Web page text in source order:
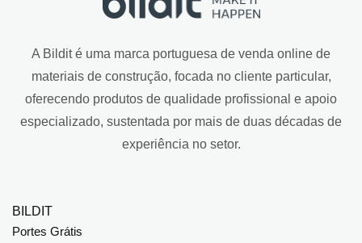
A Bildit é uma marca portuguesa de venda online de
materiais de construção, focada no cliente particular,
oferecendo produtos de qualidade profissional e apoio
especializado, sustentada por mais de duas décadas de
experiência no setor.
BILDIT
Portes Grátis